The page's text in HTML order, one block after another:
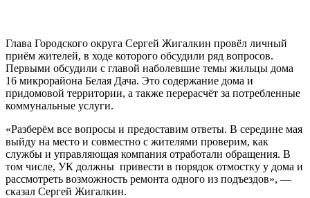
Глава Городского округа Сергей Жигалкин провёл личный
приём жителей, в ходе которого обсудили ряд вопросов.
Первыми обсудили с главой наболевшие темы жильцы дома
16 микрорайона Белая Дача. Это содержание дома и
придомовой территории, а также перерасчёт за потребленные
коммунальные услуги.
«Разберём все вопросы и предоставим ответы. В середине мая
выйду на место и совместно с жителями проверим, как
службы и управляющая компания отработали обращения. В
том числе, УК должны привести в порядок отмостку у дома и
рассмотреть возможность ремонта одного из подъездов», —
сказал Сергей Жигалкин.